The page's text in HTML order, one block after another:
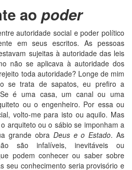
ao poder
autoridade social e poder político
em seus escritos. As pessoas
sujeitas à autoridade das leis
não se aplicava à autoridade dos
toda autoridade? Longe de mim
se trata de sapatos, eu prefiro a
é uma casa, um canal ou uma
ou o engenheiro. Por essa ou
volto-me para isto ou aquilo. Mas
arquiteto ou o sábio se imponham a
grande obra Deus e o Estado. As
são infalíveis, inevitáveis ou
podem conhecer ou saber sobre
seu conhecimento seria provisório e